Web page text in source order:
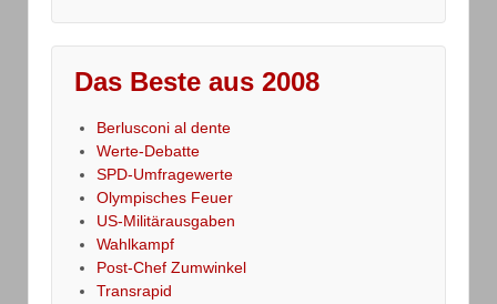
Das Beste aus 2008
Berlusconi al dente
Werte-Debatte
SPD-Umfragewerte
Olympisches Feuer
US-Militärausgaben
Wahlkampf
Post-Chef Zumwinkel
Transrapid